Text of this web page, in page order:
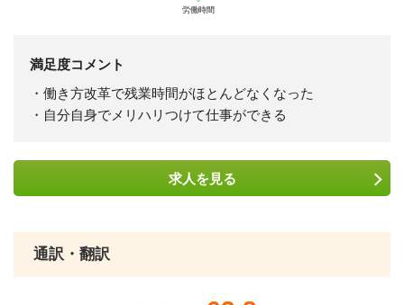
満足度コメント
・働き方改革で残業時間がほとんどなくなった
・自分自身でメリハリつけて仕事ができる
求人を見る
通訳・翻訳